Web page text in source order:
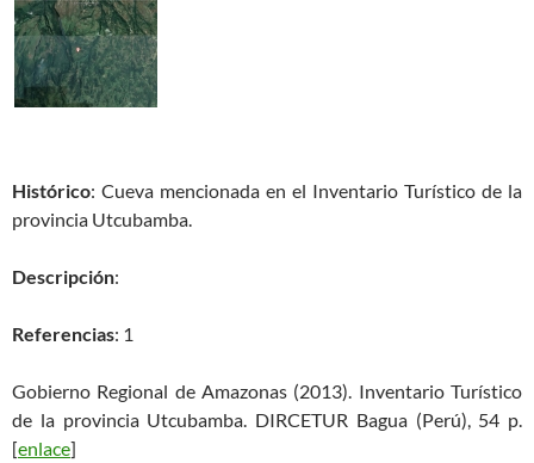
Histórico: Cueva mencionada en el Inventario Turístico de la
provincia Utcubamba.
Descripción:
Referencias: 1
Gobierno Regional de Amazonas (2013). Inventario Turístico
de la provincia Utcubamba. DIRCETUR Bagua (Perú), 54 p.
[enlace]